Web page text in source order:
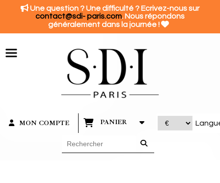
Une question ? Une difficulté ? Ecrivez-nous sur
contact@sdi- paris.com. Nous répondons
généralement dans la journée !
MON COMPTE PANIER
Panneau de gestion des cookies